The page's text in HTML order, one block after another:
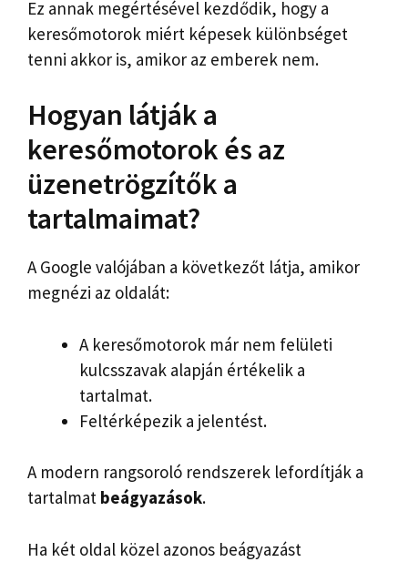
Ez annak megértésével kezdődik, hogy a
keresőmotorok miért képesek különbséget
tenni akkor is, amikor az emberek nem.
Hogyan látják a
keresőmotorok és az
üzenetrögzítők a
tartalmaimat?
A Google valójában a következőt látja, amikor
megnézi az oldalát:
A keresőmotorok már nem felületi
kulcsszavak alapján értékelik a
tartalmat.
Feltérképezik a jelentést.
A modern rangsoroló rendszerek lefordítják a
tartalmat beágyazások.
Ha két oldal közel azonos beágyazást